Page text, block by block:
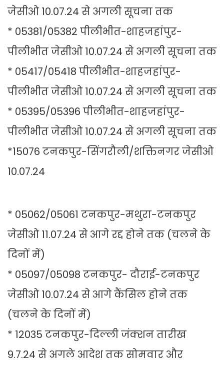
जेसीओ 10.07.24 से अगली सूचना तक
* 05381/05382 पीलीभीत-शाहजहांपुर-
पीलीभीत जेसीओ 10.07.24 से अगली सूचना तक
* 05417/05418 पीलीभीत-शाहजहांपुर-
पीलीभीत जेसीओ 10.07.24 से अगली सूचना तक
* 05395/05396 पीलीभीत-शाहजहांपुर-
पीलीभीत जेसीओ 10.07.24 से अगली सूचना तक
*15076 टनकपुर-सिंगरौली/शक्तिनगर जेसीओ
10.07.24
* 05062/05061 टनकपुर-मथुरा-टनकपुर
जेसीओ 11.07.24 से आगे रद्द होने तक (चलने के
दिनों में)
* 05097/05098 टनकपुर- दौराई-टनकपुर
जेसीओ 10.07.24 से आगे कैंसिल होने तक
(चलने के दिनों में)
* 12035 टनकपुर-दिल्ली जंक्शन तारीख
9.7.24 से अगले आदेश तक सोमवार और